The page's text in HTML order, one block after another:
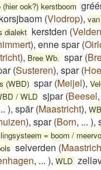
ook?) kerstboom
korsjbaom (Vlodrop),
dialekt kerstden (Velden
), enne spar(
), Bree Wb. spar(
(Susteren), spar(
(WBD) spar(Meijel),
/ WLD sjpar(Beesel,
), spār(Maastricht),
), spar(Born, ... ),
= boom /
selverden (
, ... ), WLD